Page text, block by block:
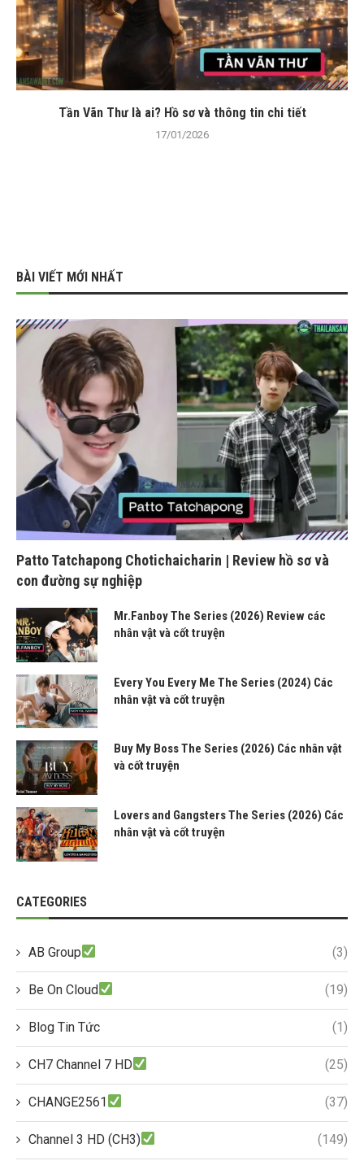
Tần Vãn Thư là ai? Hồ sơ và thông tin chi tiết
17/01/2026
BÀI VIẾT MỚI NHẤT
Patto Tatchapong Chotichaicharin | Review hồ sơ và
con đường sự nghiệp
Mr.Fanboy The Series (2026) Review các
nhân vật và cốt truyện
Every You Every Me The Series (2024) Các
nhân vật và cốt truyện
Buy My Boss The Series (2026) Các nhân vật
và cốt truyện
Lovers and Gangsters The Series (2026) Các
nhân vật và cốt truyện
CATEGORIES
AB Group (3)
Be On Cloud (19)
Blog Tin Tức (1)
CH7 Channel 7 HD (25)
CHANGE2561 (37)
Channel 3 HD (CH3) (149)